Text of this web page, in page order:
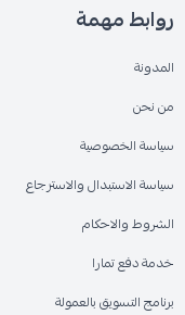
روابط مهمة
المدونة
من نحن
سياسة الخصوصية
سياسة الاستبدال والاسترجاع
الشروط والاحكام
خدمة دفع تمارا
برنامج التسويق بالعمولة